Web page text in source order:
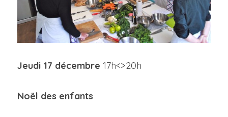
Jeudi 17 décembre 17h<>20h
Noël des enfants